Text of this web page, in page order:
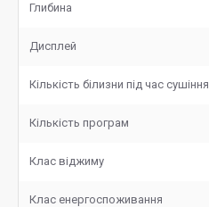
Глибина
Дисплей
Кількість білизни під час сушіння
Кількість програм
Клас віджиму
Клас енергоспоживання